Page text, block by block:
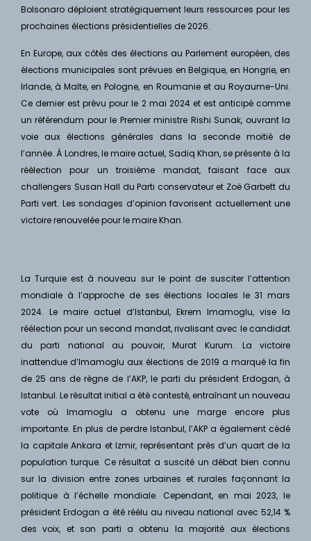
Bolsonaro déploient stratégiquement leurs ressources pour les
prochaines élections présidentielles de 2026.
En Europe, aux côtés des élections au Parlement européen, des
élections municipales sont prévues en Belgique, en Hongrie, en
Irlande, à Malte, en Pologne, en Roumanie et au Royaume-Uni.
Ce dernier est prévu pour le 2 mai 2024 et est anticipé comme
un référendum pour le Premier ministre Rishi Sunak, ouvrant la
voie aux élections générales dans la seconde moitié de
l’année. À Londres, le maire actuel, Sadiq Khan, se présente à la
réélection pour un troisième mandat, faisant face aux
challengers Susan Hall du Parti conservateur et Zoë Garbett du
Parti vert. Les sondages d’opinion favorisent actuellement une
victoire renouvelée pour le maire Khan.
La Turquie est à nouveau sur le point de susciter l’attention
mondiale à l’approche de ses élections locales le 31 mars
2024. Le maire actuel d’Istanbul, Ekrem Imamoglu, vise la
réélection pour un second mandat, rivalisant avec le candidat
du parti national au pouvoir, Murat Kurum. La victoire
inattendue d’Imamoglu aux élections de 2019 a marqué la fin
de 25 ans de règne de l’AKP, le parti du président Erdogan, à
Istanbul. Le résultat initial a été contesté, entraînant un nouveau
vote où Imamoglu a obtenu une marge encore plus
importante. En plus de perdre Istanbul, l’AKP a également cédé
la capitale Ankara et Izmir, représentant près d’un quart de la
population turque. Ce résultat a suscité un débat bien connu
sur la division entre zones urbaines et rurales façonnant la
politique à l’échelle mondiale. Cependant, en mai 2023, le
président Erdogan a été réélu au niveau national avec 52,14 %
des voix, et son parti a obtenu la majorité aux élections